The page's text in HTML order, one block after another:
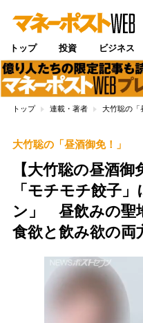
トップ 投資 ビジネス
トップ 連載・著者 大竹聡の「
大竹聡の「昼酒御免！」
【大竹聡の昼酒
「モチモチ餃子
ン」 昼飲みの聖
食欲と飲み欲の両